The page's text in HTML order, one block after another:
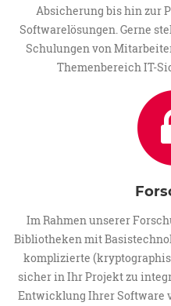
Absicherung bis hin zur
Softwarelösungen. Gerne
Schulungen von
Themenbereich IT-
Im Rahmen unserer
Bibliotheken mit
komplizierte
sicher in Ihr Projekt zu
Entwicklung Ihrer Software